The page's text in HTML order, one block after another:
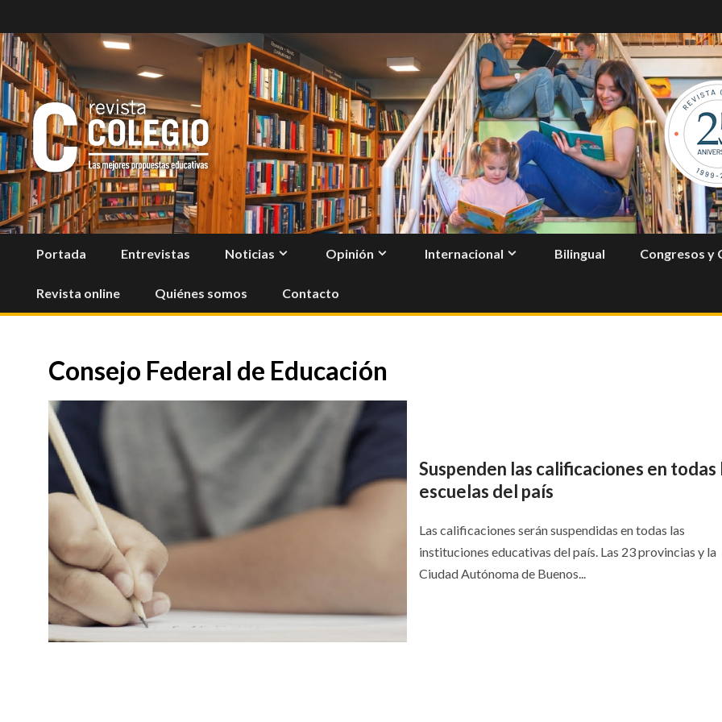
to
content
Portada Entrevistas Noticias Opinión Internacional Bilingual Congresos y
Revista online Quiénes somos Contacto
Consejo Federal de Educación
Suspenden las calificaciones en todas
escuelas del país
Las calificaciones serán suspendidas en todas las
instituciones educativas del país. Las 23 provincias y la
Ciudad Autónoma de Buenos...